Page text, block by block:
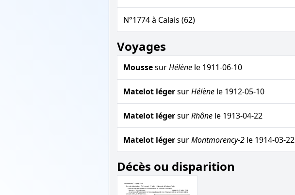
N°1774 à Calais (62)
Voyages
MoussesurHélène le 1911-06-10
Matelot légersurHélène le 1912-05-10
Matelot légersurRhône le 1913-04-22
Matelot légersurMontmorency-2 le 1914-03-22
Décès ou disparition